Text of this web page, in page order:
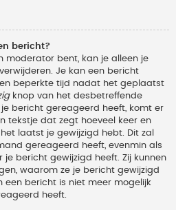
bericht?
moderator bent, kan je alleen je
Je kan een bericht
beperkte tijd nadat het geplaatst
knop van het desbetreffende
bericht gereageerd heeft, komt er
tekstje dat zegt hoeveel keer en
laatst je gewijzigd hebt. Dit zal
gereageerd heeft, evenmin als
bericht gewijzigd heeft. Zij kunnen
waarom ze je bericht gewijzigd
een bericht is niet meer mogelijk
heeft.